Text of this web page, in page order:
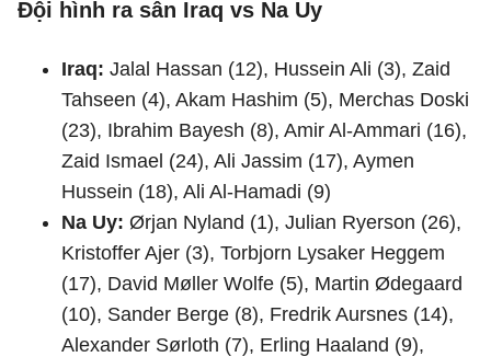
Đội hình ra sân Iraq vs Na Uy
Iraq: Jalal Hassan (12), Hussein Ali (3), Zaid
Tahseen (4), Akam Hashim (5), Merchas Doski
(23), Ibrahim Bayesh (8), Amir Al-Ammari (16),
Zaid Ismael (24), Ali Jassim (17), Aymen
Hussein (18), Ali Al-Hamadi (9)
Na Uy: Ørjan Nyland (1), Julian Ryerson (26),
Kristoffer Ajer (3), Torbjorn Lysaker Heggem
(17), David Møller Wolfe (5), Martin Ødegaard
(10), Sander Berge (8), Fredrik Aursnes (14),
Alexander Sørloth (7), Erling Haaland (9),